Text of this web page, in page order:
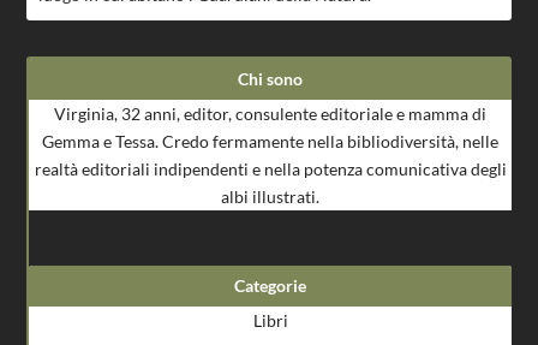
Chi sono
Virginia, 32 anni, editor, consulente editoriale e mamma di
Gemma e Tessa. Credo fermamente nella bibliodiversità, nelle
realtà editoriali indipendenti e nella potenza comunicativa degli
albi illustrati.
Categorie
Libri